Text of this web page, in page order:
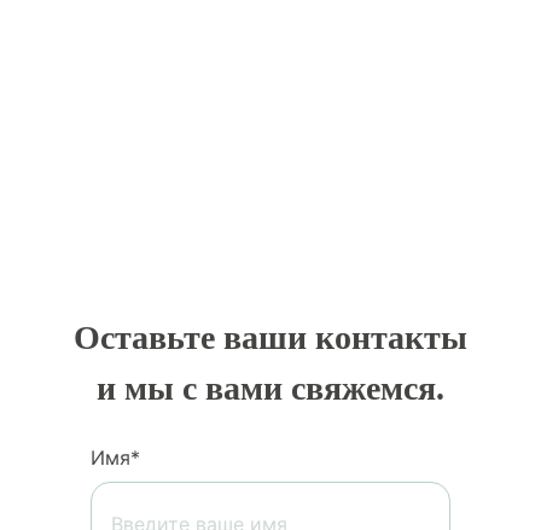
Оставьте ваши контакты
и мы с вами свяжемся.
Имя*